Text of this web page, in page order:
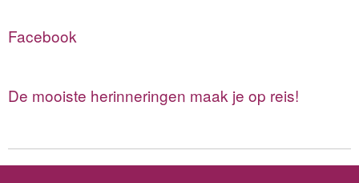
Facebook
De mooiste herinneringen maak je op reis!